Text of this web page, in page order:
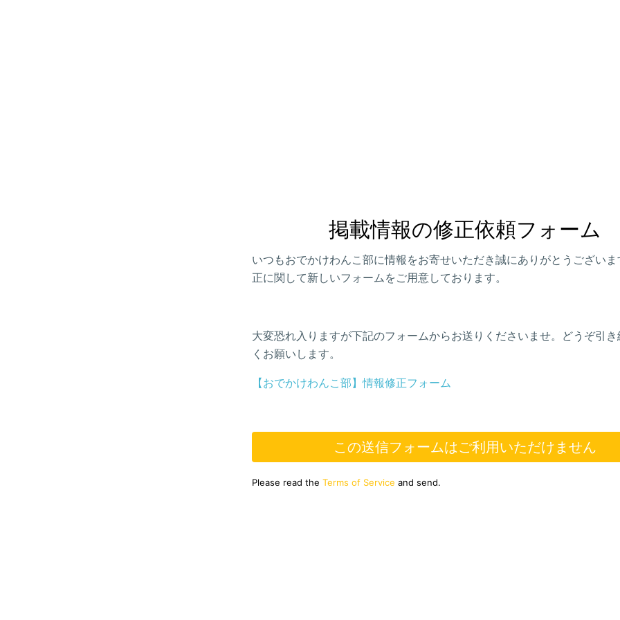
掲載情報の修正依頼フォーム
いつもおでかけわんこ部に情報をお寄せいただき誠にありがとうござい
正に関して新しいフォームをご用意しております。
大変恐れ入りますが下記のフォームからお送りくださいませ。どうぞ引き
くお願いします。
【おでかけわんこ部】情報修正フォーム
この送信フォームはご利用いただけません
Please read the Terms of Service and send.